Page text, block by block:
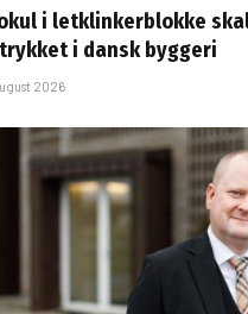
i letklinkerblokke skal
i dansk byggeri
2026